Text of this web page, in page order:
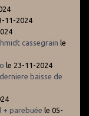
11-2024
cassegrain le
le 23-11-2024
baisse de
+ parebuée le 05-